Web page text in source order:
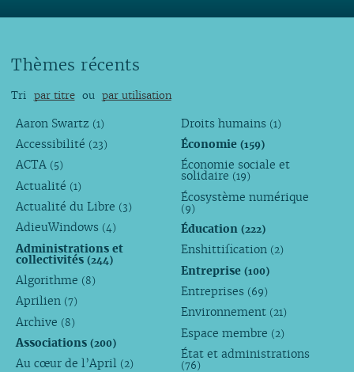
Thèmes récents
Tri par titre ou par utilisation
Aaron Swartz (1)
Accessibilité (23)
ACTA (5)
Actualité (1)
Actualité du Libre (3)
AdieuWindows (4)
Administrations et
collectivités (244)
Algorithme (8)
Aprilien (7)
Archive (8)
Associations (200)
Au cœur de l’April (2)
Droits humains (1)
Économie(159)
Économie sociale et
solidaire (19)
Écosystème numérique
(9)
Éducation(222)
Enshittification (2)
Entreprise(100)
Entreprises (69)
Environnement (21)
Espace membre (2)
État et administrations
(76)